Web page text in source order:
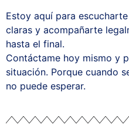
Estoy aquí para
claras y acompañarte
hasta el final.
Contáctame hoy mismo y
situación. Porque cuando
no puede esperar.